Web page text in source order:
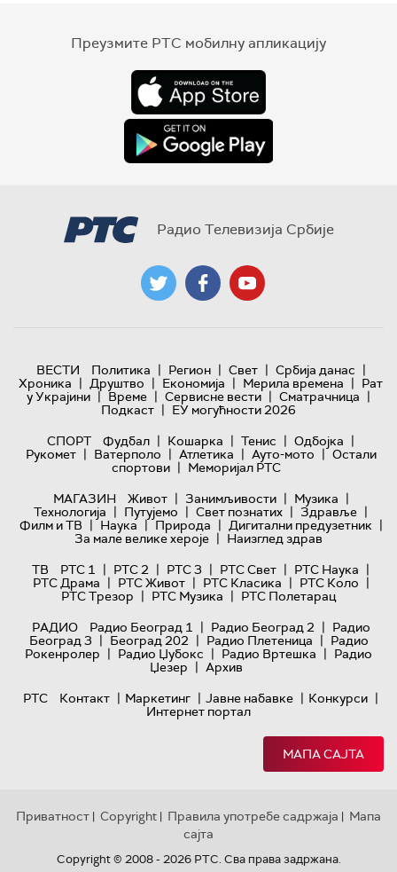
Преузмите РТС мобилну апликацију
Радио Телевизија Србије
ВЕСТИ Политика | Регион | Свет | Србија данас |
Хроника | Друштво | Економија | Мерила времена | Рат
у Украјини | Време | Сервисне вести | Сматрачница |
Подкаст | ЕУ могућности 2026
СПОРТ
Фудбал | Кошарка | Тенис | Одбојка |
Рукомет | Ватерполо | Атлетика | Ауто-мото | Остали
спортови | Меморијал РТС
МАГАЗИН
Живот | Занимљивости | Музика |
Технологијa | Путујемо | Свет познатих | Здравље |
Филм и ТВ | Наука | Природа | Дигитални предузетник |
За мале велике хероје | Наизглед здрав
ТВ
РТС 1 | РТС 2 | РТС 3 | РТС Свет | РТС Наука |
РТС Драма | РТС Живот | РТС Класика | РТС Коло |
РТС Трезор | РТС Музика | РТС Полетарац
РАДИО
Радио Београд 1 | Радио Београд 2 | Радио
Београд 3 | Београд 202 | Радио Плетеница | Радио
Рокенролер | Радио Џубокс | Радио Вртешка | Радио
Џезер | Архив
РТС
Контакт | Маркетинг | Јавне набавке | Конкурси |
Интернет портал
МАПА САЈТА
Приватност | Copyright | Правила употребе садржаја | Мапа
сајта
Copyright © 2008 - 2026 РТС. Сва права задржана.